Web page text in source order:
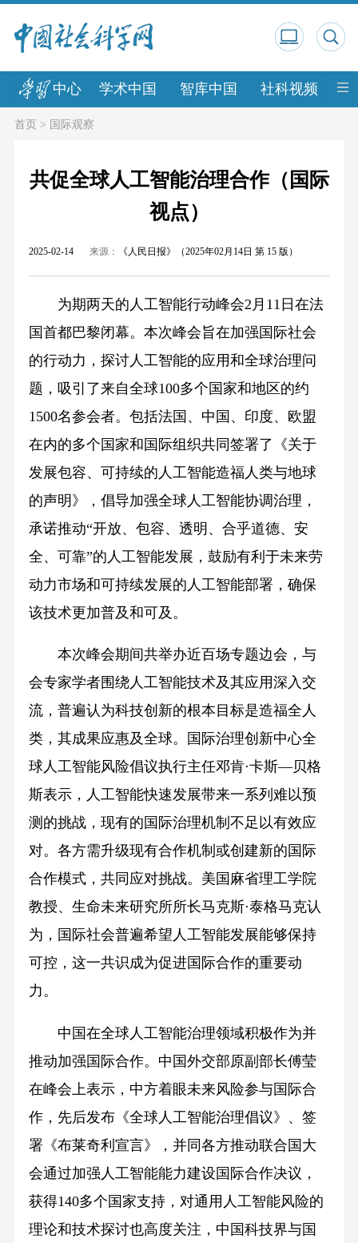
中心 学术中国 智库中国 社科视频 中
首页> 国际观察
共促全球人工智能治理合作（国际
视点）
2025-02-14 来源： 《人民日报》（2025年02月14日 第 15 版）
为期两天的人工智能行动峰会2月11日在法
国首都巴黎闭幕。本次峰会旨在加强国际社会
的行动力，探讨人工智能的应用和全球治理问
题，吸引了来自全球100多个国家和地区的约
1500名参会者。包括法国、中国、印度、欧盟
在内的多个国家和国际组织共同签署了《关于
发展包容、可持续的人工智能造福人类与地球
的声明》，倡导加强全球人工智能协调治理，
承诺推动“开放、包容、透明、合乎道德、安
全、可靠”的人工智能发展，鼓励有利于未来劳
动力市场和可持续发展的人工智能部署，确保
该技术更加普及和可及。
本次峰会期间共举办近百场专题边会，与
会专家学者围绕人工智能技术及其应用深入交
流，普遍认为科技创新的根本目标是造福全人
类，其成果应惠及全球。国际治理创新中心全
球人工智能风险倡议执行主任邓肯·卡斯—贝格
斯表示，人工智能快速发展带来一系列难以预
测的挑战，现有的国际治理机制不足以有效应
对。各方需升级现有合作机制或创建新的国际
合作模式，共同应对挑战。美国麻省理工学院
教授、生命未来研究所所长马克斯·泰格马克认
为，国际社会普遍希望人工智能发展能够保持
可控，这一共识成为促进国际合作的重要动
力。
中国在全球人工智能治理领域积极作为并
推动加强国际合作。中国外交部原副部长傅莹
在峰会上表示，中方着眼未来风险参与国际合
作，先后发布《全球人工智能治理倡议》、签
署《布莱奇利宣言》，并同各方推动联合国大
会通过加强人工智能能力建设国际合作决议，
获得140多个国家支持，对通用人工智能风险的
理论和技术探讨也高度关注，中国科技界与国